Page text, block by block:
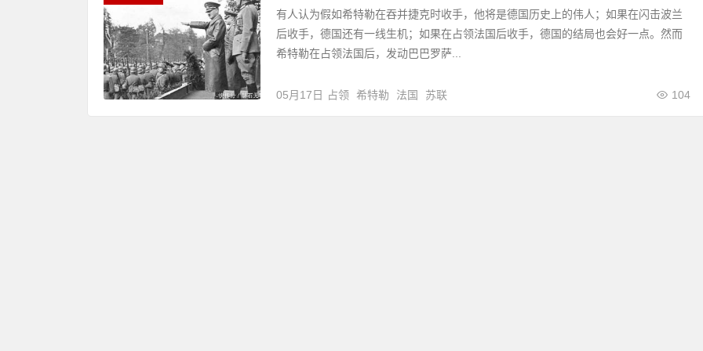
有人认为假如希特勒在吞并捷克时收手，他将是德国历史上的伟人；如果在闪击波兰
后收手，德国还有一线生机；如果在占领法国后收手，德国的结局也会好一点。然而
希特勒在占领法国后，发动巴巴罗萨...
05月17日 104
占领 希特勒 法国 苏联